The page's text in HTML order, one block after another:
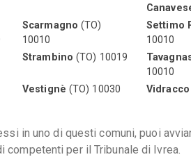
Scarmagno (TO)
10010
Settimo
10010
Strambino (TO) 10019
10010
Vestignè (TO) 10030 Vidracco
in uno di questi comuni, puoi
per il Tribunale di Ivrea.